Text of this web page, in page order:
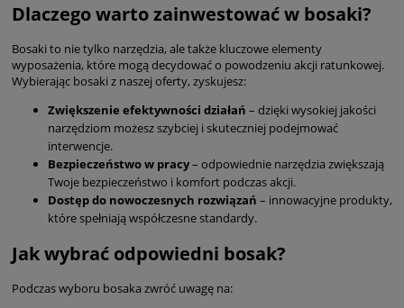
Dlaczego warto zainwestować w bosaki?
Bosaki to nie tylko narzędzia, ale także kluczowe elementy
wyposażenia, które mogą decydować o powodzeniu akcji ratunkowej.
Wybierając bosaki z naszej oferty, zyskujesz:
Zwiększenie efektywności działań – dzięki wysokiej jakości
narzędziom możesz szybciej i skuteczniej podejmować
interwencje.
Bezpieczeństwo w pracy– odpowiednie narzędzia zwiększają
Twoje bezpieczeństwo i komfort podczas akcji.
Dostęp do nowoczesnych rozwiązań – innowacyjne produkty,
które spełniają współczesne standardy.
Jak wybrać odpowiedni bosak?
Podczas wyboru bosaka zwróć uwagę na: